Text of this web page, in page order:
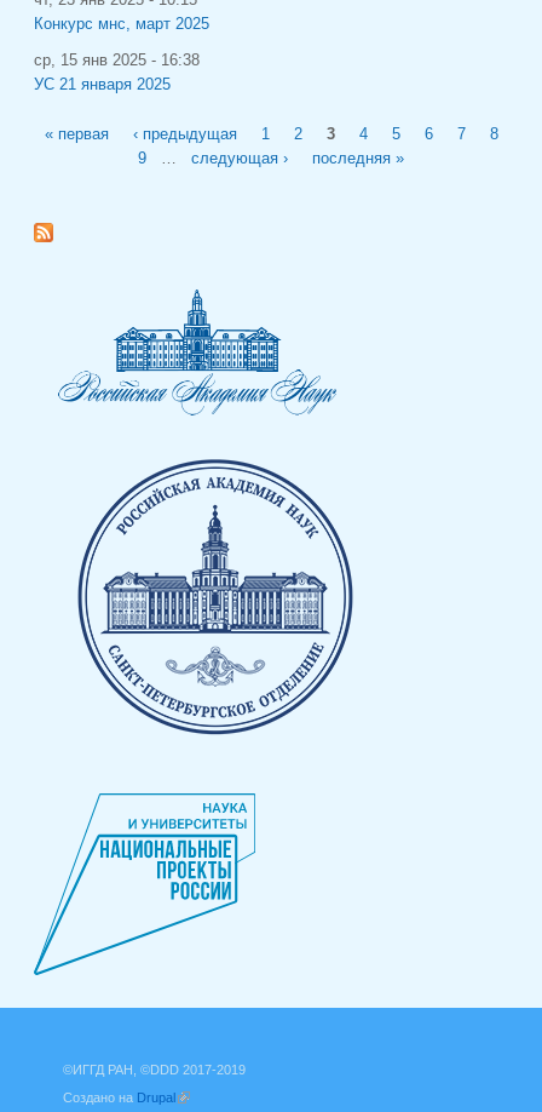
Конкурс мнс, март 2025
ср, 15 янв 2025 - 16:38
УС 21 января 2025
« первая ‹ предыдущая 1 2 3 4 5 6 7
8
9
следующая › последняя »
©ИГГД РАН, ©DDD 2017-2019
Создано на Drupal